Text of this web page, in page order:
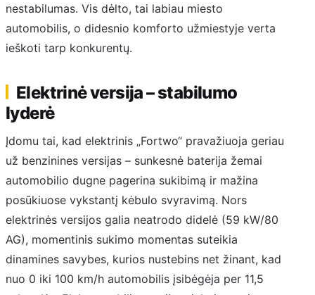
nestabilumas. Vis dėlto, tai labiau miesto
automobilis, o didesnio komforto užmiestyje verta
ieškoti tarp konkurentų.
Elektrinė versija – stabilumo
lyderė
Įdomu tai, kad elektrinis „Fortwo“ pravažiuoja geriau
už benzinines versijas – sunkesnė baterija žemai
automobilio dugne pagerina sukibimą ir mažina
posūkiuose vykstantį kėbulo svyravimą. Nors
elektrinės versijos galia neatrodo didelė (59 kW/80
AG), momentinis sukimo momentas suteikia
dinamines savybes, kurios nustebins net žinant, kad
nuo 0 iki 100 km/h automobilis įsibėgėja per 11,5